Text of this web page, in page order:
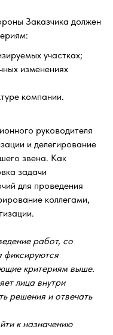
Заказчика должен
участках;
изменениях
компании.
руководителя
и делегирование
звена. Как
задачи
для проведения
коллегами,
работ, со
фиксируются
критериям выше.
лица внутри
решения и отвечать
к назначению